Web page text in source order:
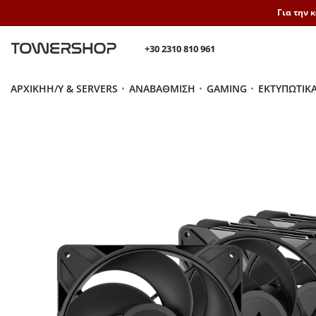
Για την
+30 2310 810 961
ΑΡΧΙΚΉH/Y & SERVERS ΑΝΑΒΆΘΜΙΣΗ GAMING